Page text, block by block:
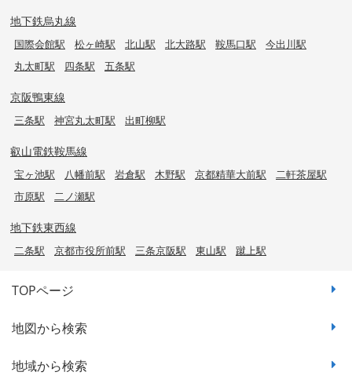
地下鉄烏丸線
国際会館駅 松ヶ崎駅 北山駅 北大路駅 鞍馬口駅
今出川駅
丸太町駅
四条駅 五条駅
京阪鴨東線
三条駅 神宮丸太町駅 出町柳駅
叡山電鉄鞍馬線
宝ヶ池駅 八幡前駅 岩倉駅 木野駅 京都精華大前駅
二軒茶屋駅
市原駅
二ノ瀬駅
地下鉄東西線
二条駅 京都市役所前駅 三条京阪駅 東山駅 蹴上駅
TOPページ
地図から検索
地域から検索